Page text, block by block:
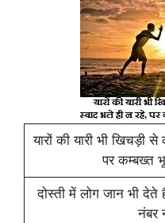
यारों की यारी भी खिचड़ी
पर कम्बख्त
दोस्ती में लोग जान भी
नंबर